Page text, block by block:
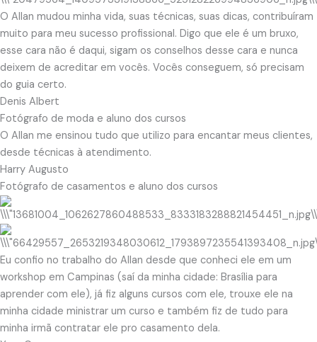
O Allan mudou minha vida, suas técnicas, suas dicas, contribuíram
muito para meu sucesso profissional. Digo que ele é um bruxo,
esse cara não é daqui, sigam os conselhos desse cara e nunca
deixem de acreditar em vocês. Vocês conseguem, só precisam
do guia certo.
Denis Albert
Fotógrafo de moda e aluno dos cursos
O Allan me ensinou tudo que utilizo para encantar meus clientes,
desde técnicas à atendimento.
Harry Augusto
Fotógrafo de casamentos e aluno dos cursos
Eu confio no trabalho do Allan desde que conheci ele em um
workshop em Campinas (saí da minha cidade: Brasília para
aprender com ele), já fiz alguns cursos com ele, trouxe ele na
minha cidade ministrar um curso e também fiz de tudo para
minha irmã contratar ele pro casamento dela.